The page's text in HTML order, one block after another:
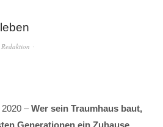
Redaktion
–Wer sein Traumhaus baut,
Generationen ein Zuhause.